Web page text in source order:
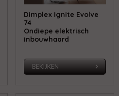
Dimplex Ignite Evolve
74
Ondiepe elektrisch
inbouwhaard
BEKIJKEN